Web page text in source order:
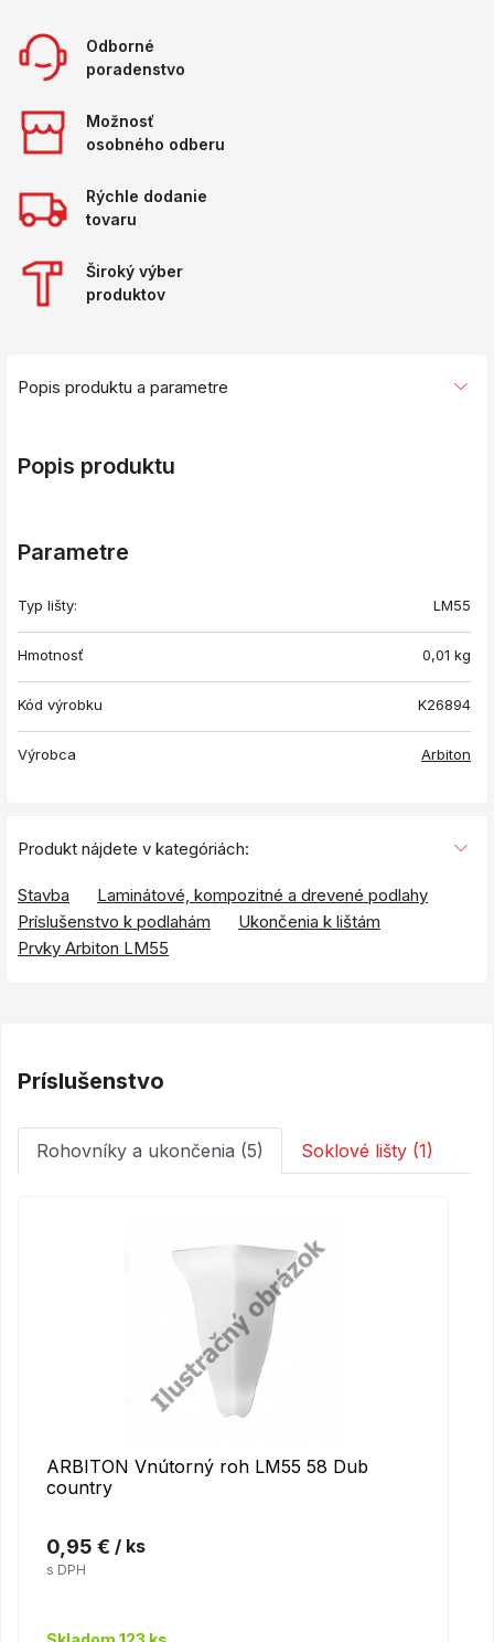
Odborné
poradenstvo
Možnosť
osobného odberu
Rýchle dodanie
tovaru
Široký výber
produktov
Popis produktu a parametre
Popis produktu
Parametre
Typ lišty: LM55
Hmotnosť 0,01 kg
Kód výrobku K26894
Výrobca Arbiton
Produkt nájdete v kategóriách:
Stavba
Laminátové, kompozitné a drevené podlahy
Príslušenstvo k podlahám
Ukončenia k lištám
Prvky Arbiton LM55
Príslušenstvo
Rohovníky a ukončenia (5) Soklové lišty (1)
ARBITON Vnútorný roh LM55 58 Dub
country
0,95 € / ks
s DPH